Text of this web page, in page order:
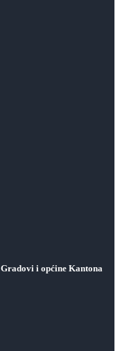
Gradovi i općine Kantona